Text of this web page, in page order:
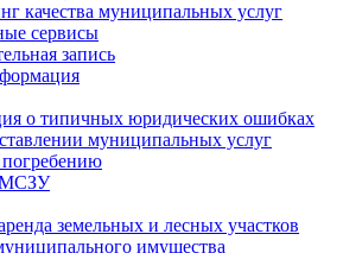
качества муниципальных услуг
сервисы
запись
о типичных юридических ошибках
муниципальных услуг
МСЗУ
земельных и лесных участков
имущества